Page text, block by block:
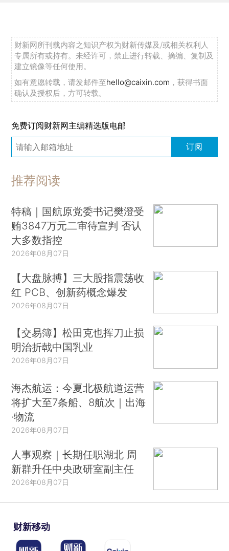
财新网所刊载内容之知识产权为财新传媒及/或相关权利人
专属所有或持有。未经许可，禁止进行转载、摘编、复制及
建立镜像等任何使用。
如有意愿转载，请发邮件至hello@caixin.com ，获得书面
确认及授权后，方可转载。
免费订阅财新网主编精选版电邮
订阅
推荐阅读
特稿｜国航原党委书记樊澄受
贿3847万元二审待宣判 否认
大多数指控
2026年08月07日
【大盘脉搏】三大股指震荡收
红 PCB、创新药概念爆发
2026年08月07日
【交易簿】松田克也挥刀止损
明治折戟中国乳业
2026年08月07日
海杰航运：今夏北极航道运营
将扩大至7条船、8航次｜出海
·物流
2026年08月07日
人事观察｜长期任职湖北 周
新群升任中央政研室副主任
2026年08月07日
财新移动